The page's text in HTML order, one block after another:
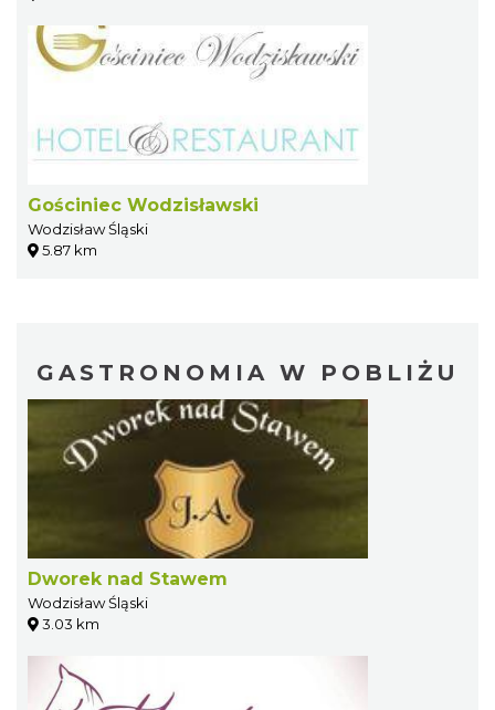
Gościniec Wodzisławski
Wodzisław Śląski
5.87 km
GASTRONOMIA W POBLIŻU
Dworek nad Stawem
Wodzisław Śląski
3.03 km